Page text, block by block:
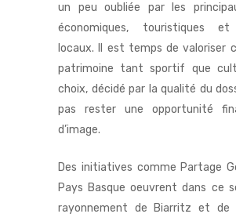
un peu oubliée par les
économiques, touristiques et
locaux. Il est temps de valoriser
patrimoine tant sportif que
choix, décidé par la qualité du
pas rester une opportunité
d’image.
Des initiatives comme Partage
Pays Basque oeuvrent dans ce
rayonnement de Biarritz et de